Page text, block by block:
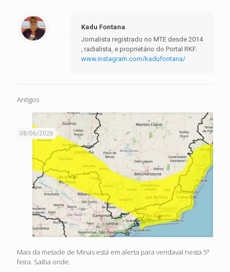
Kadu Fontana
Jornalista registrado no MTE desde 2014
, radialista, e proprietário do Portal RKF.
www.instagram.com/kadufontana/
Antigos
08/06/2026
Mais da metade de Minas está em alerta para vendaval nesta 5ª
feira. Saiba onde.